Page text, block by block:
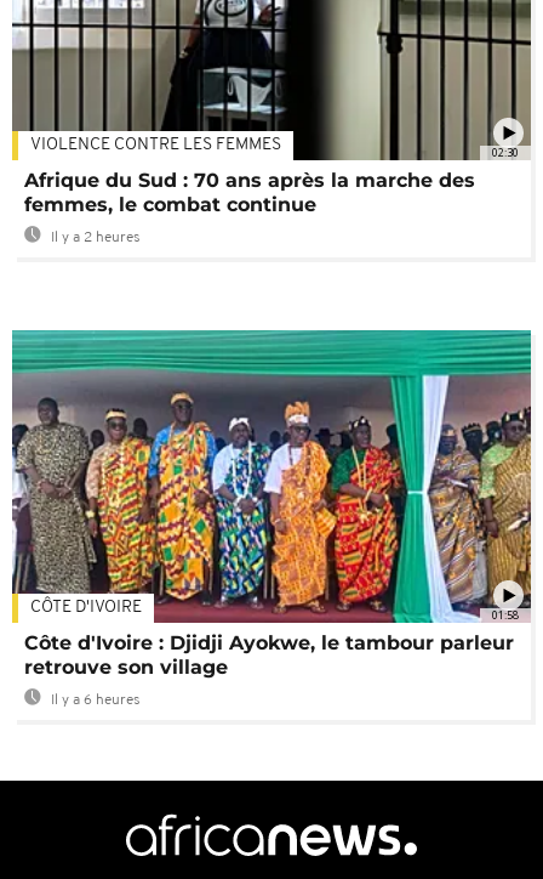
02:30
VIOLENCE CONTRE LES FEMMES
Afrique du Sud : 70 ans après la marche des
femmes, le combat continue
Il y a 2 heures
01:58
CÔTE D'IVOIRE
Côte d'Ivoire : Djidji Ayokwe, le tambour parleur
retrouve son village
Il y a 6 heures